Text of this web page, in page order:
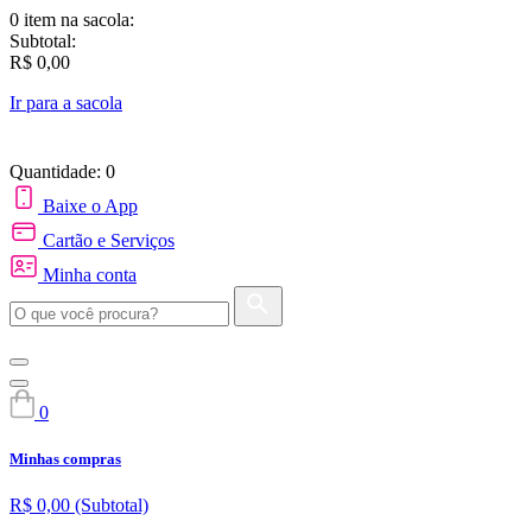
0 item na sacola:
Subtotal:
R$ 0,00
Ir para a sacola
Quantidade: 0
Baixe o App
Cartão e Serviços
Minha conta
0
Minhas compras
R$ 0,00 (Subtotal)